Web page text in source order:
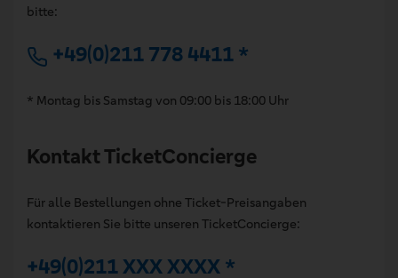
bitte:
+49(0)211 778 4411 *
* Montag bis Samstag von 09:00 bis 18:00 Uhr
Kontakt TicketConcierge
Für alle Bestellungen ohne Ticket-Preisangaben
kontaktieren Sie bitte unseren TicketConcierge:
+49(0)211 XXX XXXX *